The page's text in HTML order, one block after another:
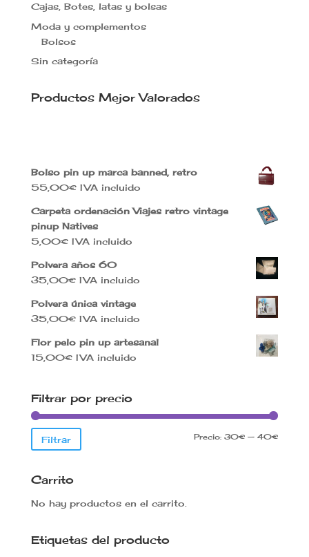
Cajas, Botes, latas y bolsas
Moda y complementos
Bolsos
Sin categoría
Productos Mejor Valorados
Bolso pin up marca banned, retro
55,00€ IVA incluido
Carpeta ordenación Viajes retro vintage
pinup Natives
5,00€ IVA incluido
Polvera años 60
35,00€ IVA incluido
Polvera única vintage
35,00€ IVA incluido
Flor pelo pin up artesanal
15,00€ IVA incluido
Filtrar por precio
Precio
Precio
Filtrar Precio:30€ —40€
Carrito
No hay productos en el carrito.
Etiquetas del producto